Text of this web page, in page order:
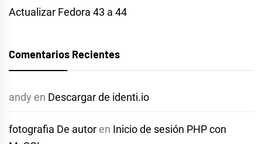
Actualizar Fedora 43 a 44
Comentarios Recientes
andy en Descargar de identi.io
fotografia De autor en Inicio de sesión PHP con